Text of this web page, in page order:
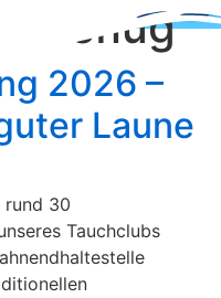
Ausflug
2026 –
Laune
rund 30
Tauchclubs